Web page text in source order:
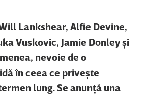
Lankshear, Alfie Devine,
Vuskovic, Jamie Donley şi
nevoie de o
în ceea ce priveşte
lung. Se anunţă una